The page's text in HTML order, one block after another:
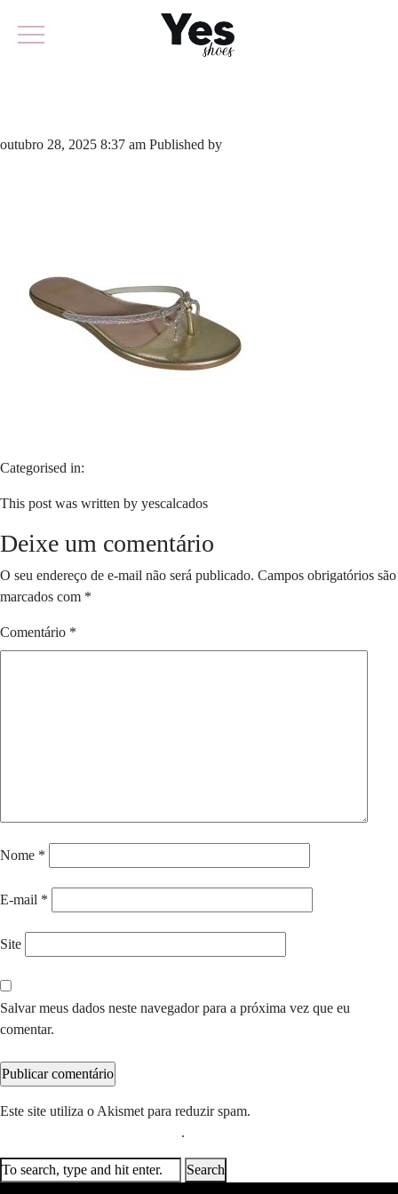
outubro 28, 2025 8:37 am Published by
Categorised in:
This post was written by yescalcados
Deixe um comentário
O seu endereço de e-mail não será publicado. Campos obrigatórios são
marcados com *
Comentário *
Nome *
E-mail *
Site
Salvar meus dados neste navegador para a próxima vez que eu
comentar.
Este site utiliza o Akismet para reduzir spam.
.
Search